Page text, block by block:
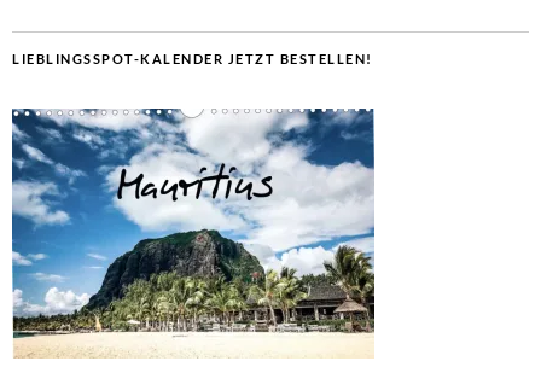
LIEBLINGSSPOT-KALENDER JETZT BESTELLEN!